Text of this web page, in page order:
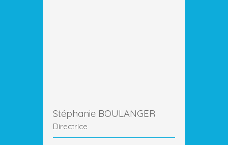
Stéphanie BOULANGER
Directrice